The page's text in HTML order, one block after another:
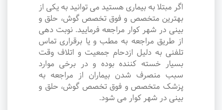
اگر مبتلا به بیماری هستید می توانید به یکی از
بهترین متخصص و فوق تخصص گوش، حلق و
بینی در شهر کوار مراجعه فرمایید. نوبت دهی
از طریق مراجعه به مطب و یا برقراری تماس
تلفنی به دلیل ازدحام جمعیت و اتلاف وقت
بسیار خسته کننده بوده و در برخی موارد
سبب منصرف شدن بیماران از مراجعه به
پزشک متخصص و فوق تخصص گوش، حلق و
بینی در شهر کوار می شود.